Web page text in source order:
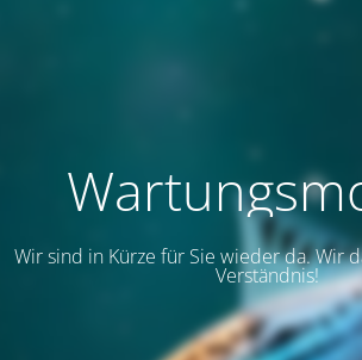
Wir sind in Kürze für Sie wieder da. Wir
Verständnis!